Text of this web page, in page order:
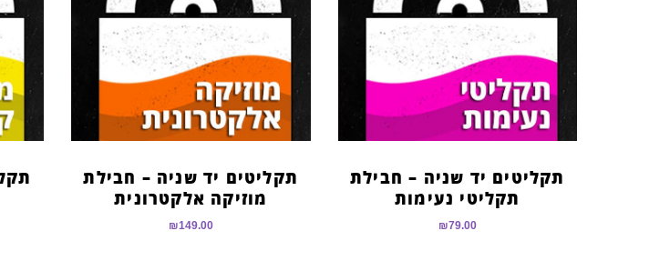
תקליטים יד שניה – חבילת
תקליטי נעימות
₪79.00
תקליטים יד שניה – חבילת
מוזיקה אלקטרונית
₪149.00